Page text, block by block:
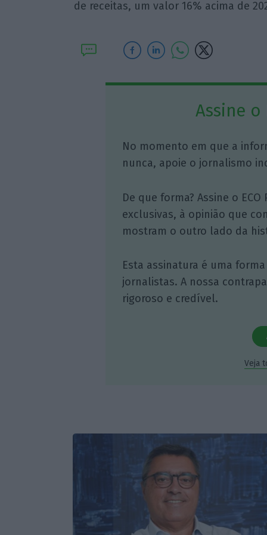
de receitas, um valor 16% acima de
Assine o
No momento em que a
nunca, apoie o jornalismo
De que forma? Assine o
exclusivas, à opinião que
mostram o outro lado da
Esta assinatura é uma
jornalistas. A nossa
rigoroso e credível.
Veja